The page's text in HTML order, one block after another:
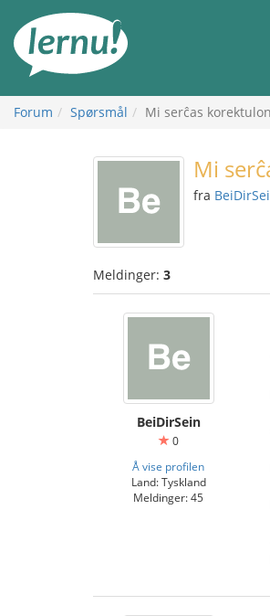
innholdet
Forum Spørsmål Mi serĉas korektulon
Mi
fra
Meldinger: 3
BeiDirSein
0
Å vise profilen
Land: Tyskland
Meldinger: 45